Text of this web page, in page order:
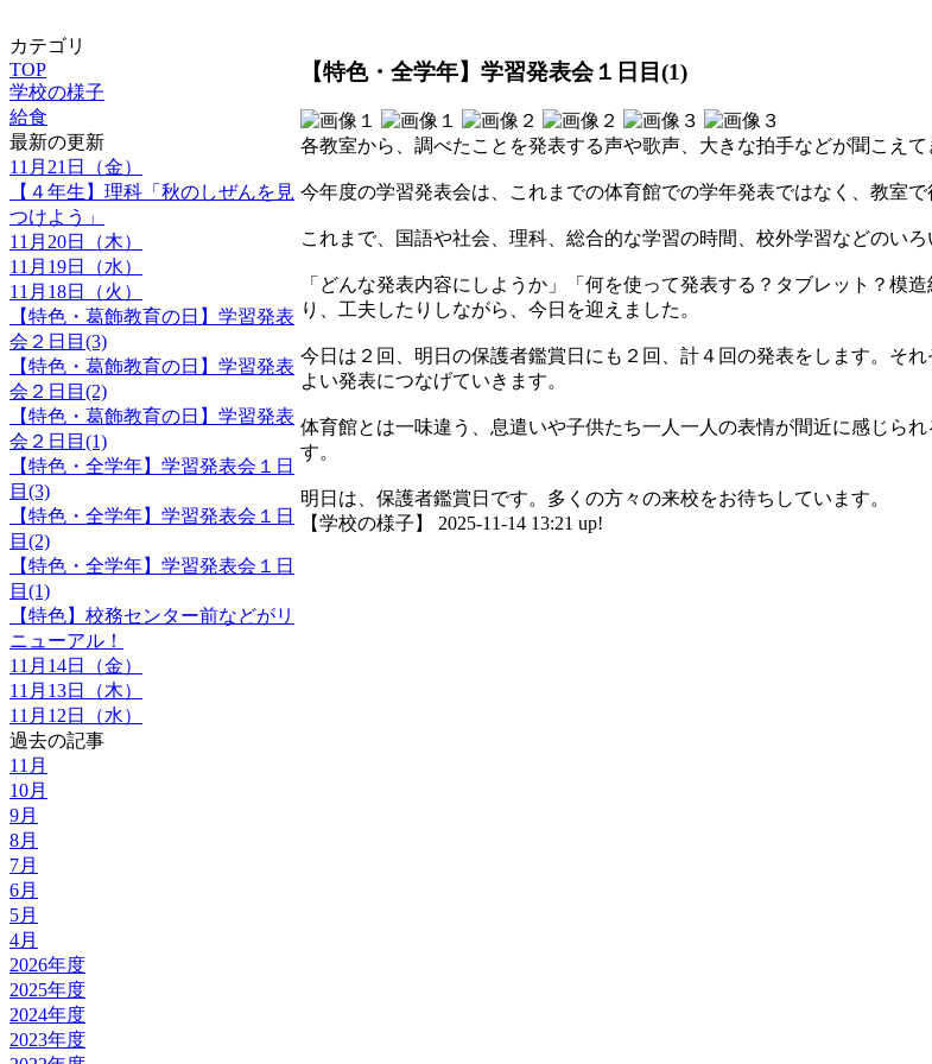
カテゴリ
TOP
学校の様子
給食
最新の更新
11月21日（金）
【４年生】理科「秋のしぜんを見
つけよう」
11月20日（木）
11月19日（水）
11月18日（火）
【特色・葛飾教育の日】学習発表
会２日目(3)
【特色・葛飾教育の日】学習発表
会２日目(2)
【特色・葛飾教育の日】学習発表
会２日目(1)
【特色・全学年】学習発表会１日
目(3)
【特色・全学年】学習発表会１日
目(2)
【特色・全学年】学習発表会１日
目(1)
【特色】校務センター前などがリ
ニューアル！
11月14日（金）
11月13日（木）
11月12日（水）
過去の記事
11月
10月
9月
8月
7月
6月
5月
4月
2026年度
2025年度
2024年度
2023年度
【特色・全学年】学習発表会１日目(1)
各教室から、調べたことを発表する声や歌声、大きな拍手などが聞こえて
今年度の学習発表会は、これまでの体育館での学年発表ではなく、教室で
これまで、国語や社会、理科、総合的な学習の時間、校外学習などのいろ
「どんな発表内容にしようか」「何を使って発表する？タブレット？模
り、工夫したりしながら、今日を迎えました。
今日は２回、明日の保護者鑑賞日にも２回、計４回の発表をします。そ
よい発表につなげていきます。
体育館とは一味違う、息遣いや子供たち一人一人の表情が間近に感じら
す。
明日は、保護者鑑賞日です。多くの方々の来校をお待ちしています。
【学校の様子】 2025-11-14 13:21 up!